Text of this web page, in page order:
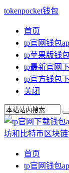
tokenpocket钱包
首页
tp官网钱包
tp苹果版钱
tp最新官网
tp官方钱包
关闭
首页
tp官网钱包